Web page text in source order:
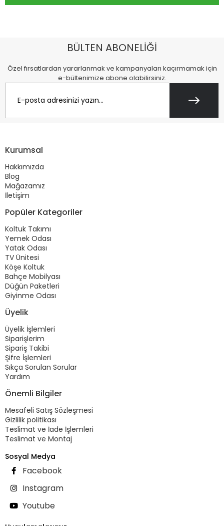
BÜLTEN ABONELİĞİ
Özel fırsatlardan yararlanmak ve kampanyaları kaçırmamak için
e-bültenimize abone olabilirsiniz.
Kurumsal
Hakkımızda
Blog
Mağazamız
İletişim
Popüler Kategoriler
Koltuk Takımı
Yemek Odası
Yatak Odası
TV Ünitesi
Köşe Koltuk
Bahçe Mobilyası
Düğün Paketleri
Giyinme Odası
Üyelik
Üyelik İşlemleri
Siparişlerim
Sipariş Takibi
Şifre İşlemleri
Sıkça Sorulan Sorular
Yardım
Önemli Bilgiler
Mesafeli Satış Sözleşmesi
Gizlilik politikası
Teslimat ve İade İşlemleri
Teslimat ve Montaj
Sosyal Medya
Facebook
Instagram
Youtube